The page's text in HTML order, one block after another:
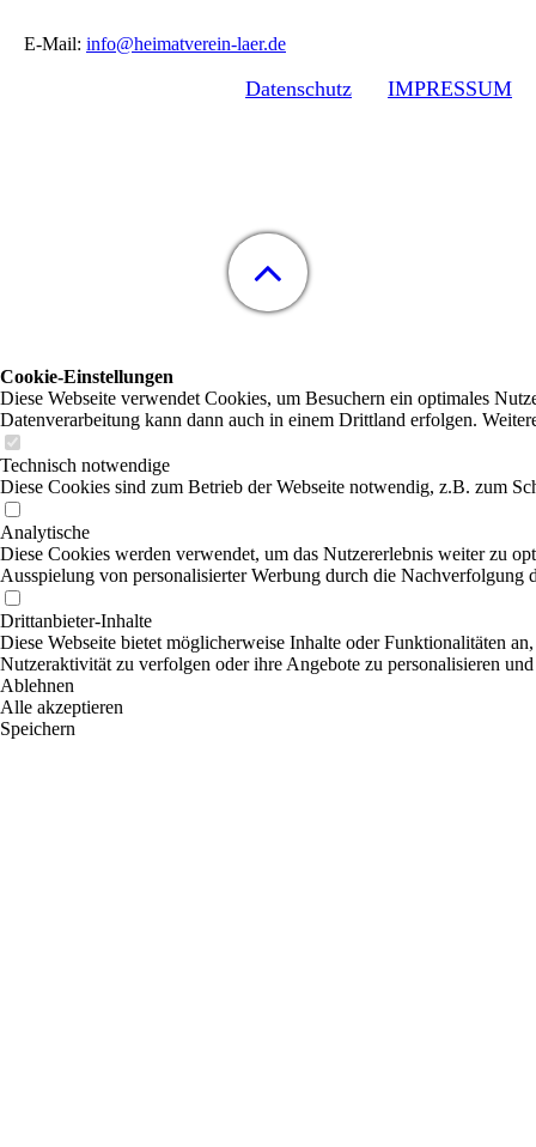
E-Mail: info@heimatverein-laer.de
Datenschutz IMPRESSUM
Cookie-Einstellungen
Diese Webseite verwendet Cookies, um Besuchern ein optimales
Datenverarbeitung kann dann auch in einem Drittland erfolgen.
Technisch notwendige
Diese Cookies sind zum Betrieb der Webseite notwendig, z.B. zum
Analytische
Diese Cookies werden verwendet, um das Nutzererlebnis weiter zu
Ausspielung von personalisierter Werbung durch die Nachverfolgung
Drittanbieter-Inhalte
Diese Webseite bietet möglicherweise Inhalte oder Funktionalitäten
Nutzeraktivität zu verfolgen oder ihre Angebote zu personalisieren
Ablehnen
Alle akzeptieren
Speichern